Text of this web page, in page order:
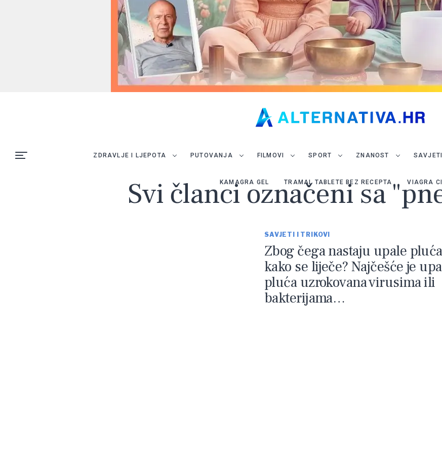
ZDRAVLJE I LJEPOTA PUTOVANJA FILMOVI SPORT ZNANOST
KAMAGRA GEL TRAMAL TABLETE BEZ RECEPTA VIAGRA
Svi članci označeni sa
SAVJETI I TRIKOVI
Zbog čega nastaju upale
kako se liječe? Najčešće je
pluća uzrokovana virusima ili
bakterijama…